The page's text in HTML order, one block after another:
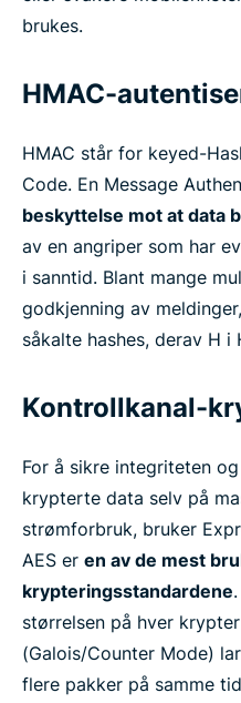
brukes.
HMAC-
HMAC står for keyed-
Code. En Message
beskyttelse mot at data
av en angriper som har
i sanntid. Blant mange
godkjenning av
såkalte hashes, derav H i
Kontrollkanal-
For å sikre integriteten
krypterte data selv på
strømforbruk, bruker
AES er en av de mest
krypteringsstandardene
størrelsen på hver
(Galois/Counter Mode)
flere pakker på samme